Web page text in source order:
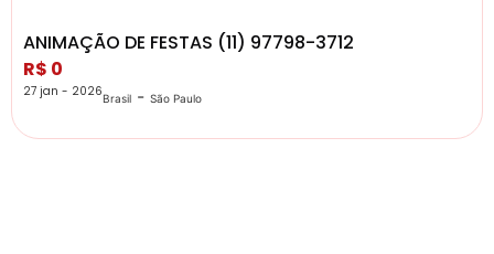
ANIMAÇÃO DE FESTAS (11) 97798-3712
R$ 0
27 jan - 2026Brasil - São Paulo